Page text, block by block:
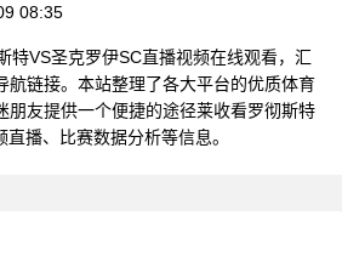
08:35
特VS圣克罗伊SC直播视频在线观看，汇
航链接。本站整理了各大平台的优质体育
朋友提供一个便捷的途径莱收看罗彻斯特
播、比赛数据分析等信息。